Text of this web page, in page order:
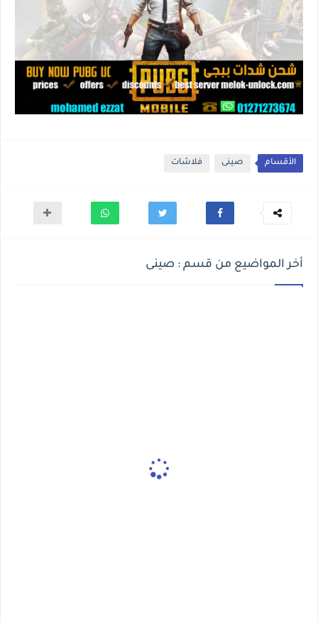
الأقسام صينى فلاشات
أخر المواضيع من قسم : صينى